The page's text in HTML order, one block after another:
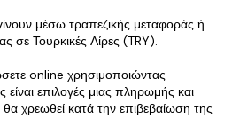
μέσω τραπεζικής μεταφοράς ή
σε Τουρκικές Λίρες (TRY).
online χρησιμοποιώντας
είναι επιλογές μιας πληρωμής και
χρεωθεί κατά την επιβεβαίωση της